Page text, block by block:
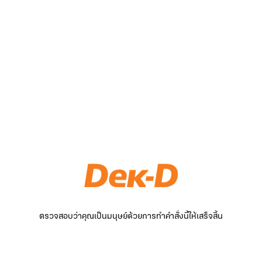
ตรวจสอบว่าคุณเป็นมนุษย์ด้วยการทำคำสั่งนี้ให้เสร็จสิ้น